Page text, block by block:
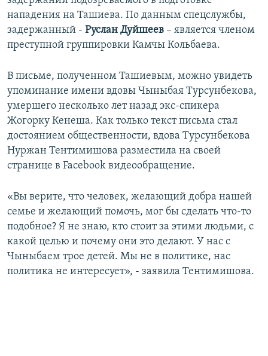
нападения на Ташиева. По данным спецслужбы,
задержанный - Руслан Дуйшеев – является членом
преступной группировки Камчы Кольбаева.
В письме, полученном Ташиевым, можно увидеть
упоминание имени вдовы Чыныбая Турсунбекова,
умершего несколько лет назад экс-спикера
Жогорку Кенеша. Как только текст письма стал
достоянием общественности, вдова Турсунбекова
Нуржан Тентимишова разместила на своей
странице в Facebook видеообращение.
«Вы верите, что человек, желающий добра нашей
семье и желающий помочь, мог бы сделать что-то
подобное? Я не знаю, кто стоит за этими людьми, с
какой целью и почему они это делают. У нас с
Чыныбаем трое детей. Мы не в политике, нас
политика не интересует», - заявила Тентимишова.